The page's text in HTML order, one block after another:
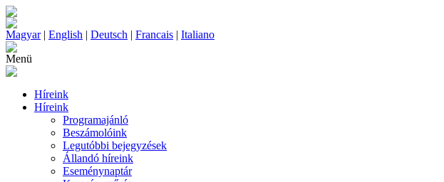
Magyar| English | Deutsch | Francais | Italiano
Menü
Híreink
Híreink
Programajánló
Beszámolóink
Legutóbbi bejegyzések
Állandó híreink
Eseménynaptár